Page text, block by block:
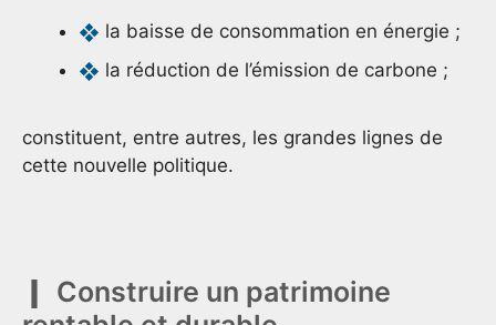
la baisse de consommation en énergie ;
la réduction de l’émission de carbone ;
constituent, entre autres, les grandes lignes de
cette nouvelle politique.
Construire un patrimoine